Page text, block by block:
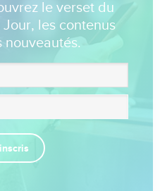
le verset du
les contenus
nouveautés.